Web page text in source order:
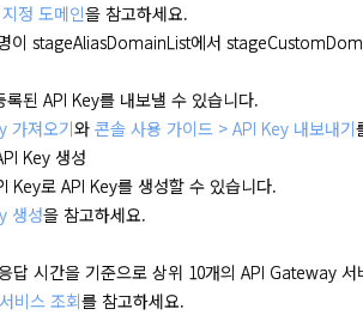
정 도메인을 참고하세요.
이 stageAliasDomainList에서
된 API Key를 내보낼 수 있습니다.
가져오기와 콘솔 사용 가이드 > API Key 내보내기
Key 생성
로 API Key를 생성할 수 있습니다.
생성을 참고하세요.
답 시간을 기준으로 상위 10개의 API Gateway
비스 조회를 참고하세요.